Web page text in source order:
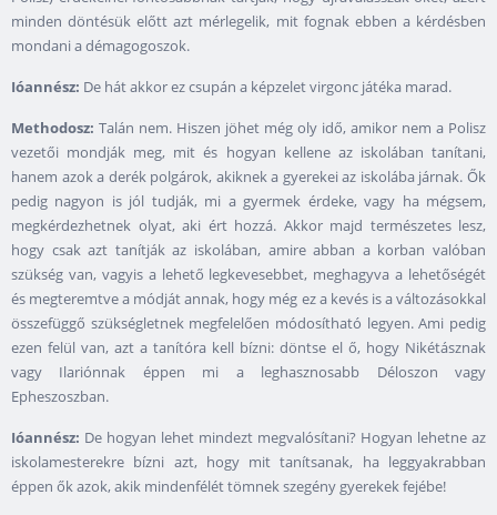
minden döntésük előtt azt mérlegelik, mit fognak ebben a kérdésben
mondani a démagogoszok.
Ióannész: De hát akkor ez csupán a képzelet virgonc játéka marad.
Methodosz: Talán nem. Hiszen jöhet még oly idő, amikor nem a Polisz
vezetői mondják meg, mit és hogyan kellene az iskolában tanítani,
hanem azok a derék polgárok, akiknek a gyerekei az iskolába járnak. Ők
pedig nagyon is jól tudják, mi a gyermek érdeke, vagy ha mégsem,
megkérdezhetnek olyat, aki ért hozzá. Akkor majd természetes lesz,
hogy csak azt tanítják az iskolában, amire abban a korban valóban
szükség van, vagyis a lehető legkevesebbet, meghagyva a lehetőségét
és megteremtve a módját annak, hogy még ez a kevés is a változásokkal
összefüggő szükségletnek megfelelően módosítható legyen. Ami pedig
ezen felül van, azt a tanítóra kell bízni: döntse el ő, hogy Nikétásznak
vagy Ilariónnak éppen mi a leghasznosabb Déloszon vagy
Epheszoszban.
Ióannész: De hogyan lehet mindezt megvalósítani? Hogyan lehetne az
iskolamesterekre bízni azt, hogy mit tanítsanak, ha leggyakrabban
éppen ők azok, akik mindenfélét tömnek szegény gyerekek fejébe!